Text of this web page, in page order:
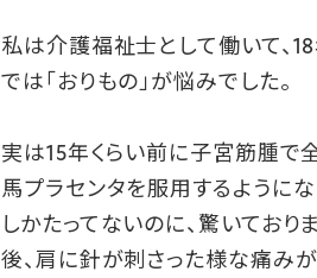
私は介護福祉士として働いて、
では「おりもの」が悩みでした。
実は15年くらい前に子宮筋腫で
馬プラセンタを服用するようにな
しかたってないのに、驚いており
後、肩に針が刺さった様な痛み